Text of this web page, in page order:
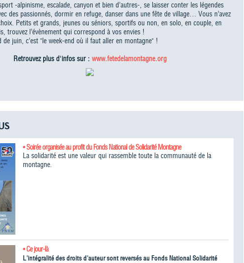
-alpinisme, escalade, canyon et bien d’autres-, se laisser conter les légendes
des passionnés, dormir en refuge, danser dans une fête de village… Vous n’avez
Petits et grands, jeunes ou séniors, sportifs ou non, en solo, en couple, en
trouvez l’évènement qui correspond à vos envies !
de juin, c’est "le week-end où il faut aller en montagne" !
Retrouvez plus d'infos sur : www.fetedelamontagne.org
• Soirée organisée au profit du Fonds National de Solidarité Montagne
La solidarité est une valeur qui rassemble toute la communauté de la
montagne.
• Ce jour-là
L'intégralité des droits d'auteur sont reversés au Fonds National Solidarité